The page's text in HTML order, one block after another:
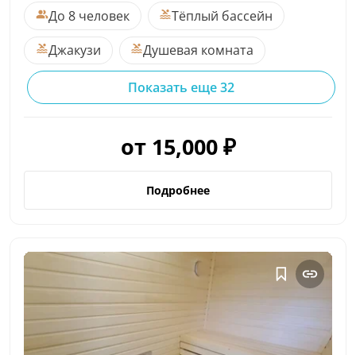
До 8 человек
Тёплый бассейн
Джакузи
Душевая комната
Показать еще 32
от 15,000 ₽
Подробнее